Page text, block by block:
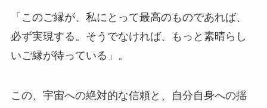
「このご縁が、私にとって最高のものであれば、
必ず実現する。そうでなければ、もっと素晴らし
いご縁が待っている」。
この、宇宙への絶対的な信頼と、自分自身への揺